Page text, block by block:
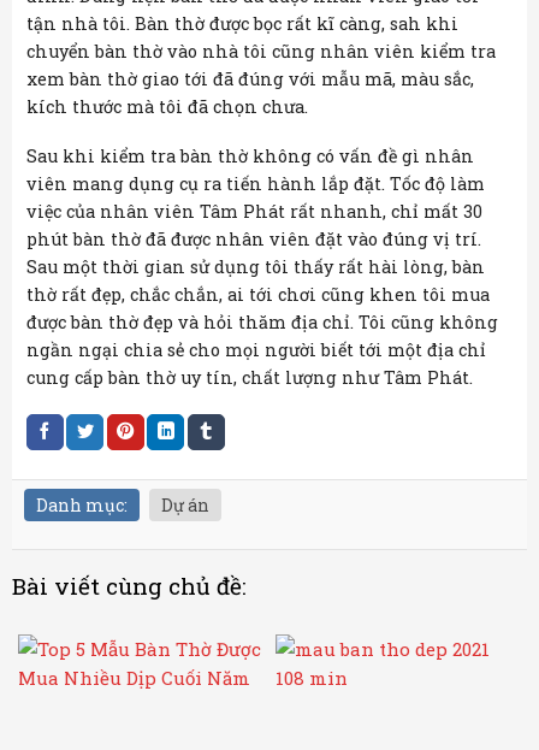
tận nhà tôi. Bàn thờ được bọc rất kĩ càng, sah khi
chuyển bàn thờ vào nhà tôi cũng nhân viên kiểm tra
xem bàn thờ giao tới đã đúng với mẫu mã, màu sắc,
kích thước mà tôi đã chọn chưa.
Sau khi kiểm tra bàn thờ không có vấn đề gì nhân
viên mang dụng cụ ra tiến hành lắp đặt. Tốc độ làm
việc của nhân viên Tâm Phát rất nhanh, chỉ mất 30
phút bàn thờ đã được nhân viên đặt vào đúng vị trí.
Sau một thời gian sử dụng tôi thấy rất hài lòng, bàn
thờ rất đẹp, chắc chắn, ai tới chơi cũng khen tôi mua
được bàn thờ đẹp và hỏi thăm địa chỉ. Tôi cũng không
ngần ngại chia sẻ cho mọi người biết tới một địa chỉ
cung cấp bàn thờ uy tín, chất lượng như Tâm Phát.
Danh mục: Dự án
Bài viết cùng chủ đề: